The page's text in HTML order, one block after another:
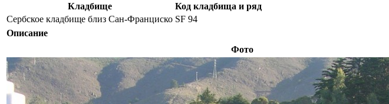
Кладбище
Код кладбища и ряд
Сербское кладбище близ Сан-Франциско SF 94
Описание
Фото